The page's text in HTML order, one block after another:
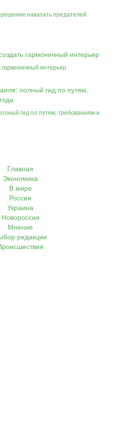
наказать предателей
гармоничный интерьер
гид по путям, требованиям и
Главная
Экономика
В мире
Россия
Украина
Новороссия
Мнение
редакции